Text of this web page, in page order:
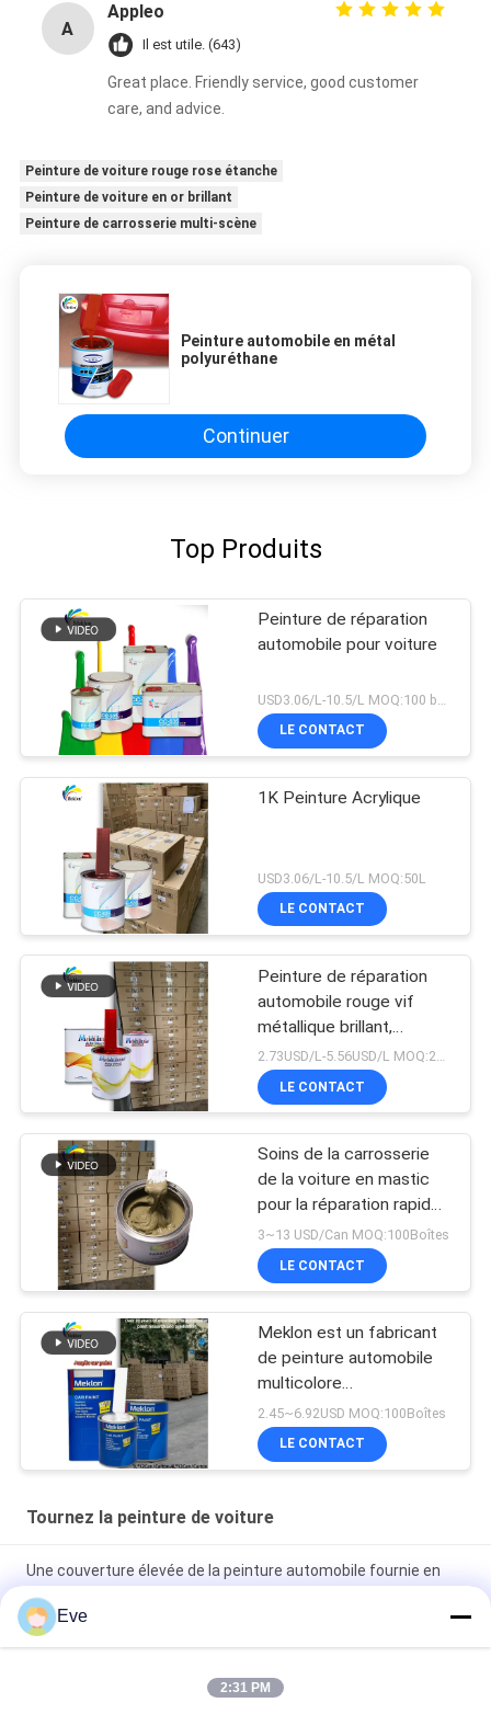
A
Appleo
Il est utile. (643)
Great place. Friendly service, good customer
care, and advice.
Peinture de voiture rouge rose étanche
Peinture de voiture en or brillant
Peinture de carrosserie multi-scène
Peinture automobile en métal
polyuréthane
Continuer
Top Produits
Peinture de réparation
automobile pour voiture
LE CONTACT
1K Peinture Acrylique
USD3.06/L-10.5/L MOQ:50L
LE CONTACT
Peinture de réparation
automobile rouge vif
métallique brillant,
assortiment de couleurs
de qualité usine d'origine
2.73USD/L-5.56USD/L MOQ:200L
LE CONTACT
Soins de la carrosserie
de la voiture en mastic
pour la réparation rapide
des inégalités
3~13 USD/Can MOQ:100Boîtes
LE CONTACT
Meklon est un fabricant
de peinture automobile
multicolore
personnalisable
2.45~6.92USD MOQ:100Boîtes
LE CONTACT
Tournez la peinture de voiture
Une couverture élevée de la peinture automobile fournie en
usine
Peinture automobile pré-mélangée Peinture acrylique pour
Eve
2:31 PM